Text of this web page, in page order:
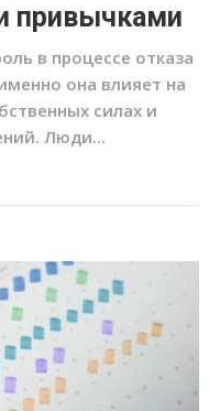
привычками
в процессе отказа
она влияет на
силах и
Люди...